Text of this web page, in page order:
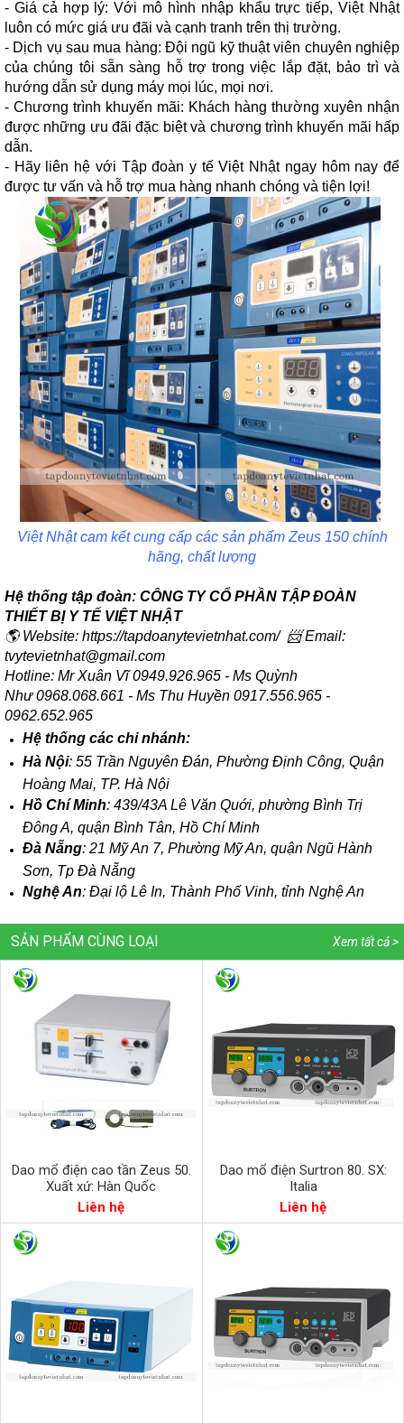
- Giá cả hợp lý: Với mô hình nhập khẩu trực tiếp, Việt Nhật
luôn có mức giá ưu đãi và cạnh tranh trên thị trường.
- Dịch vụ sau mua hàng: Đội ngũ kỹ thuật viên chuyên nghiệp
của chúng tôi sẵn sàng hỗ trợ trong việc lắp đặt, bảo trì và
hướng dẫn sử dụng máy mọi lúc, mọi nơi.
- Chương trình khuyến mãi: Khách hàng thường xuyên nhận
được những ưu đãi đặc biệt và chương trình khuyến mãi hấp
dẫn.
- Hãy liên hệ với Tập đoàn y tế Việt Nhật ngay hôm nay để
được tư vấn và hỗ trợ mua hàng nhanh chóng và tiện lợi!
Việt Nhật cam kết cung cấp các sản phẩm Zeus 150 chính
hãng, chất lượng
Hệ thống tập đoàn: CÔNG TY CỔ PHẦN TẬP ĐOÀN
THIẾT BỊ Y TẾ VIỆT NHẬT
🌎 Website: https://tapdoanytevietnhat.com/ 📨 Email:
tvytevietnhat@gmail.com
Hotline: Mr Xuân Vĩ 0949.926.965 - Ms Quỳnh
Như 0968.068.661 - Ms Thu Huyền 0917.556.965 -
0962.652.965
Hệ thống các chi nhánh:
Hà Nội: 55 Trần Nguyên Đán, Phường Định Công, Quận
Hoàng Mai, TP. Hà Nội
Hồ Chí Minh: 439/43A Lê Văn Quới, phường Bình Trị
Đông A, quận Bình Tân, Hồ Chí Minh
Đà Nẵng: 21 Mỹ An 7, Phường Mỹ An, quận Ngũ Hành
Sơn, Tp Đà Nẵng
Nghệ An: Đại lộ Lê In, Thành Phố Vinh, tỉnh Nghệ An
Xem tất cả >
SẢN PHẨM CÙNG LOẠI
Dao mổ điện cao tần Zeus 50.
Xuất xứ: Hàn Quốc
Liên hệ
Dao mổ điện Surtron 80. SX:
Italia
Liên hệ